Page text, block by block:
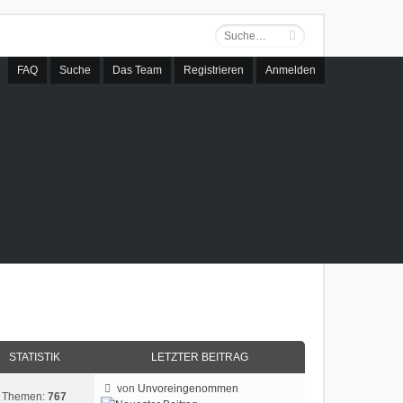
FAQ Suche Das Team Registrieren Anmelden
STATISTIK LETZTER BEITRAG
Themen: 767
von Unvoreingenommen